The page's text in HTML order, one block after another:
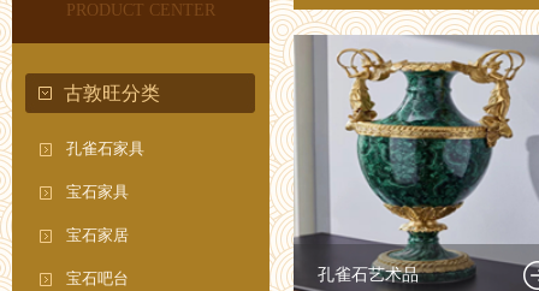
PRODUCT CENTER
古敦旺分类
孔雀石家具
宝石家具
宝石家居
宝石吧台 孔雀石艺术品